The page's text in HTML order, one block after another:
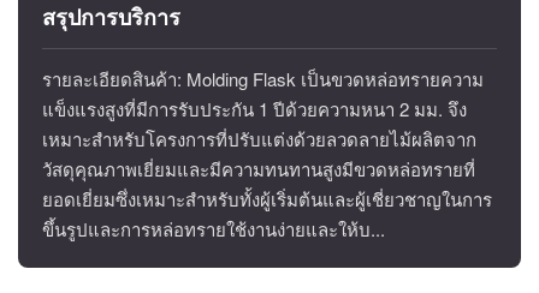
สรุปการบริการ
รายละเอียดสินค้า: Molding Flask เป็นขวดหล่อทรายความ
แข็งแรงสูงที่มีการรับประกัน 1 ปีด้วยความหนา 2 มม. จึง
เหมาะสำหรับโครงการที่ปรับแต่งด้วยลวดลายไม้ผลิตจาก
วัสดุคุณภาพเยี่ยมและมีความทนทานสูงมีขวดหล่อทรายที่
ยอดเยี่ยมซึ่งเหมาะสำหรับทั้งผู้เริ่มต้นและผู้เชี่ยวชาญในการ
ขึ้นรูปและการหล่อทรายใช้งานง่ายและให้บ...